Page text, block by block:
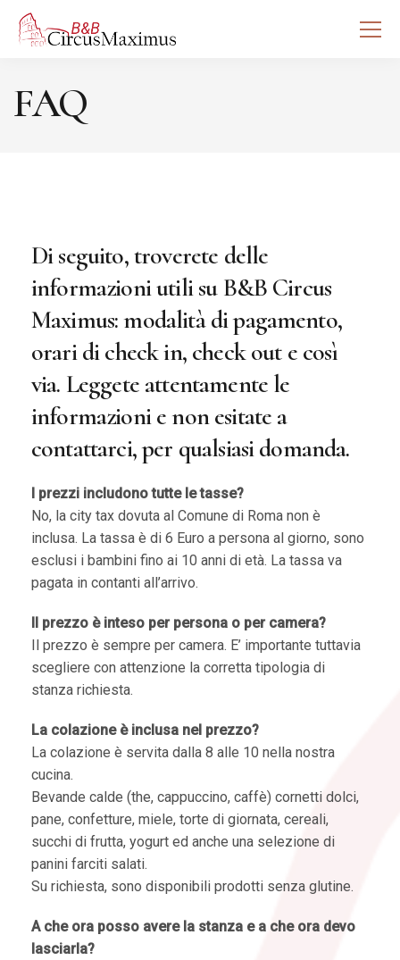
FAQ
Di seguito, troverete delle
informazioni utili su B&B Circus
Maximus: modalità di pagamento,
orari di check in, check out e così
via. Leggete attentamente le
informazioni e non esitate a
contattarci, per qualsiasi domanda.
I prezzi includono tutte le tasse?
No, la city tax dovuta al Comune di Roma non è
inclusa. La tassa è di 6 Euro a persona al giorno, sono
esclusi i bambini fino ai 10 anni di età. La tassa va
pagata in contanti all’arrivo.
Il prezzo è inteso per persona o per camera?
Il prezzo è sempre per camera. E’ importante tuttavia
scegliere con attenzione la corretta tipologia di
stanza richiesta.
La colazione è inclusa nel prezzo?
La colazione è servita dalla 8 alle 10 nella nostra
cucina.
Bevande calde (the, cappuccino, caffè) cornetti dolci,
pane, confetture, miele, torte di giornata, cereali,
succhi di frutta, yogurt ed anche una selezione di
panini farciti salati.
Su richiesta, sono disponibili prodotti senza glutine.
A che ora posso avere la stanza e a che ora devo
lasciarla?